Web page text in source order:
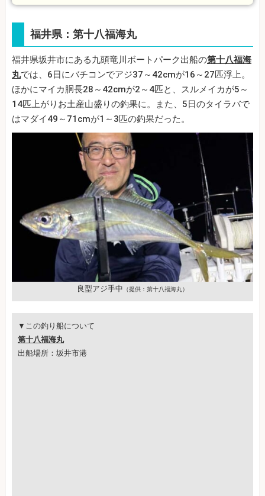
福井県：第十八福海丸
福井県坂井市にある九頭竜川ボートパーク出船の第十八福海
丸では、6日にバチコンでアジ37～42cmが16～27匹浮上。
ほかにマイカ胴長28～42cmが2～4匹と、スルメイカが5～
14匹上がりお土産山盛りの釣果に。また、5日のタイラバで
はマダイ49～71cmが1～3匹の釣果だった。
良型アジ手中 （提供：第十八福海丸）
▼この釣り船について
第十八福海丸
出船場所：坂井市港